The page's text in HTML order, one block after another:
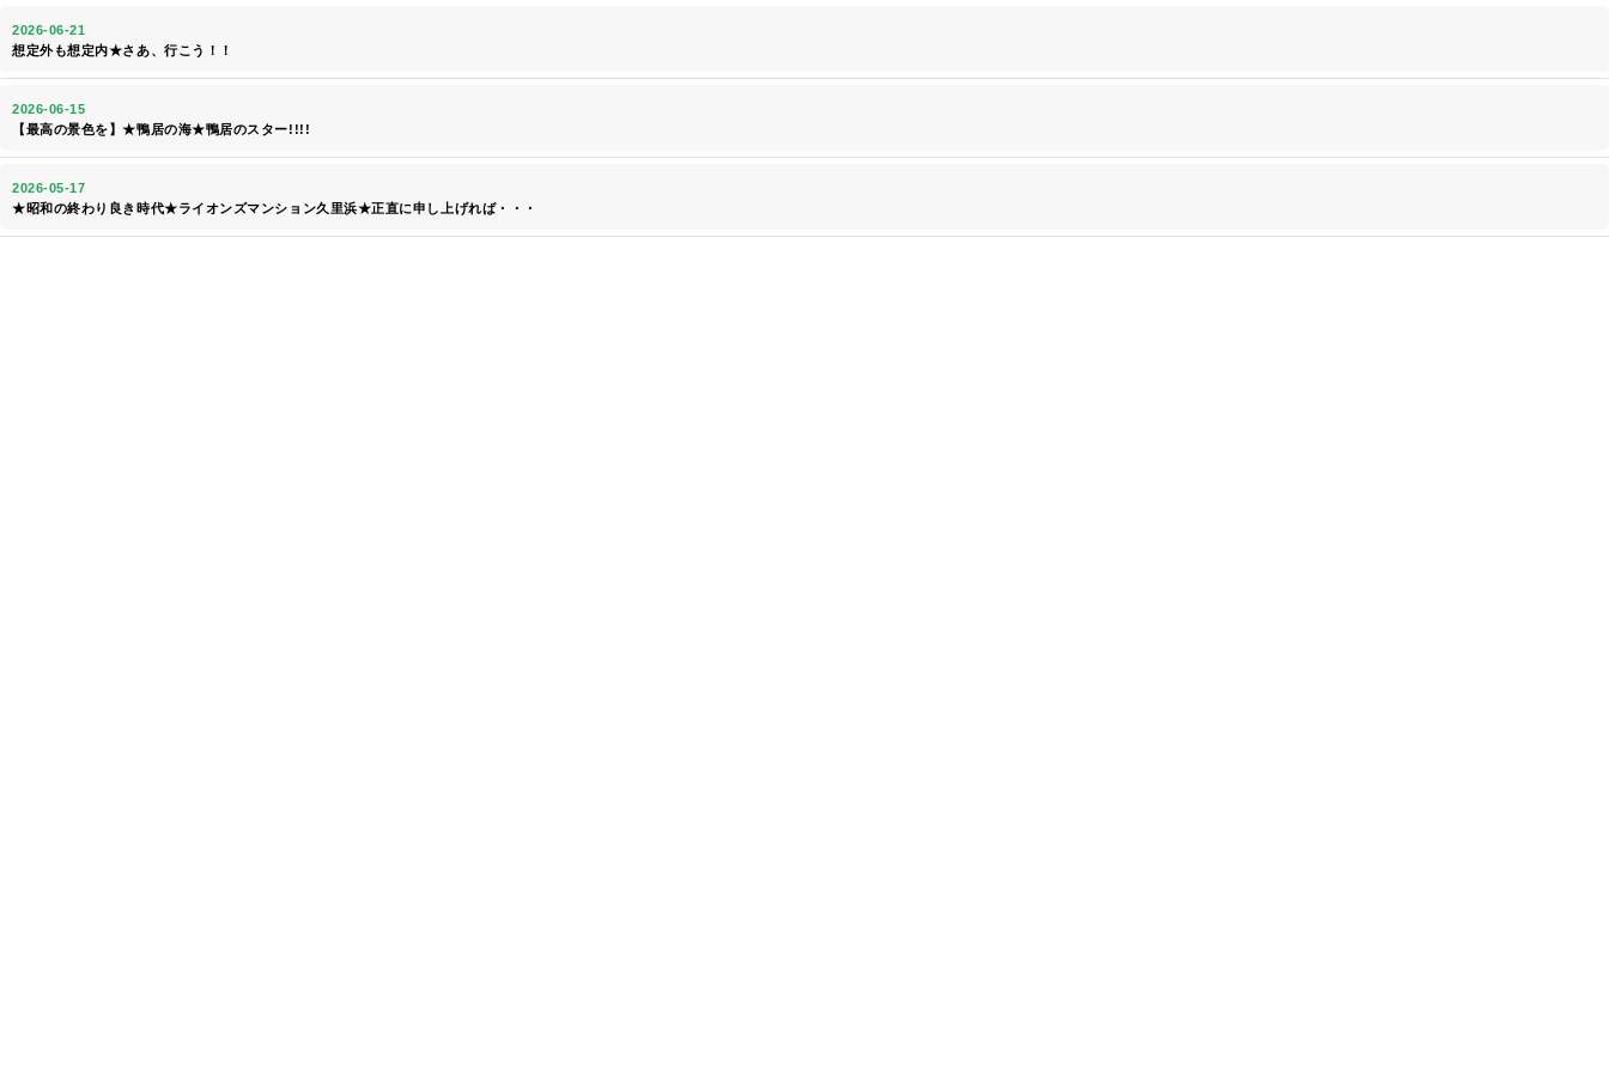
2026-06-21
想定外も想定内★さあ、行こう！！
2026-06-15
【最高の景色を】★鴨居の海★鴨居のスター!!!!
2026-05-17
★昭和の終わり良き時代★ライオンズマンション久里浜★正直に申し上げれば・・・